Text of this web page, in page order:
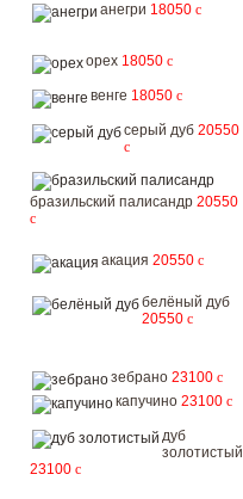
анегри 18050 c
орех 18050 c
венге 18050 c
серый дуб 20550
c
бразильский палисандр 20550
c
акация 20550 c
белёный дуб
20550 c
зебрано 23100 c
капучино 23100 c
дуб
золотистый
23100 c